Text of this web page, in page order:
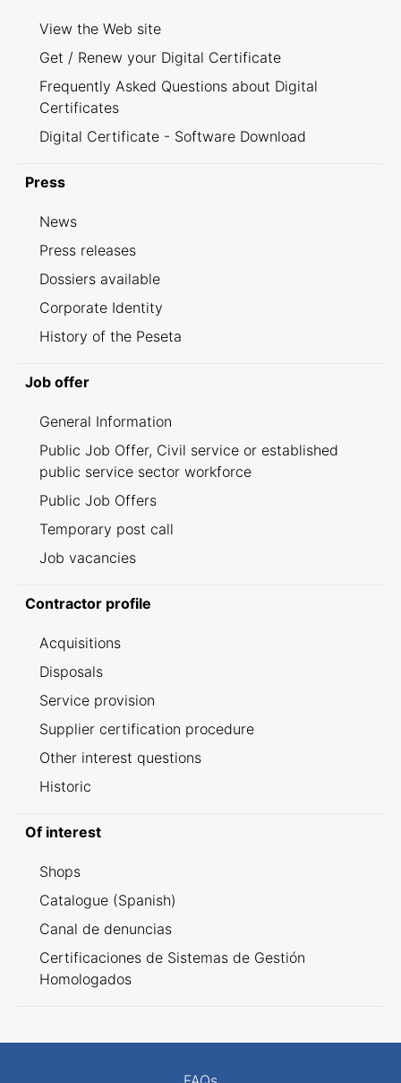
View the Web site
Get / Renew your Digital Certificate
Frequently Asked Questions about Digital
Certificates
Digital Certificate - Software Download
Press
News
Press releases
Dossiers available
Corporate Identity
History of the Peseta
Job offer
General Information
Public Job Offer, Civil service or established
public service sector workforce
Public Job Offers
Temporary post call
Job vacancies
Contractor profile
Acquisitions
Disposals
Service provision
Supplier certification procedure
Other interest questions
Historic
Of interest
Shops
Catalogue (Spanish)
Canal de denuncias
Certificaciones de Sistemas de Gestión
Homologados